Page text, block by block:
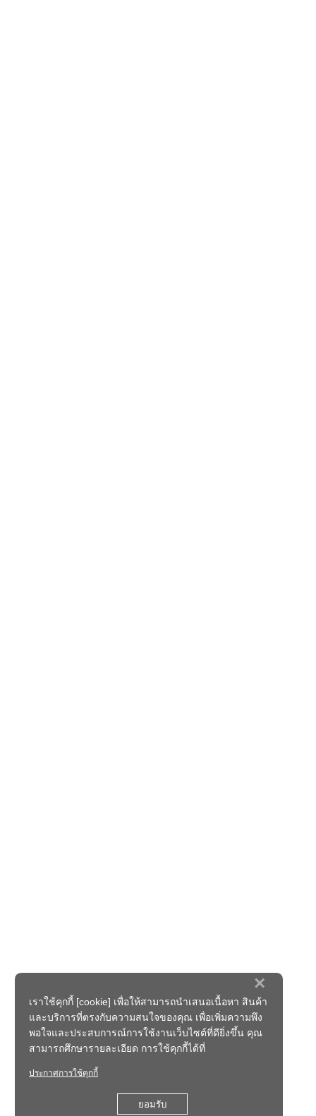
×
เราใช้คุกกี้ [cookie] เพื่อให้สามารถนำเสนอเนื้อหา สินค้า
และบริการที่ตรงกับความสนใจของคุณ เพื่อเพิ่มความพึง
พอใจและประสบการณ์การใช้งานเว็บไซต์ที่ดียิ่งขึ้น คุณ
สามารถศึกษารายละเอียด การใช้คุกกี้ได้ที่
ประกาศการใช้คุกกี้
ยอมรับ